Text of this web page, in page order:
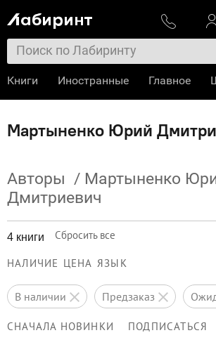
Мартыненко Юрий
Авторы / Мартыненко
Дмитриевич
4 книги Сбросить все
НАЛИЧИЕ ЦЕНА ЯЗЫК
в наличии предзаказ
СНАЧАЛА НОВИНКИ ПОДПИСАТЬСЯ
Книги Иностранные Главное